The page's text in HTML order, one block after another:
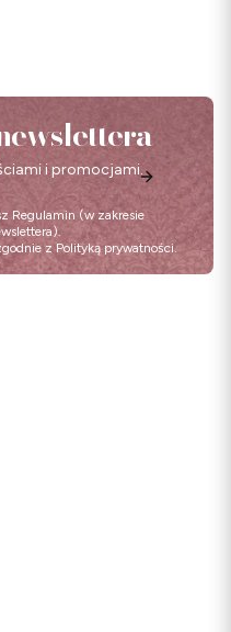
i promocjami.
Regulamin (w zakresie
z Polityką prywatności.